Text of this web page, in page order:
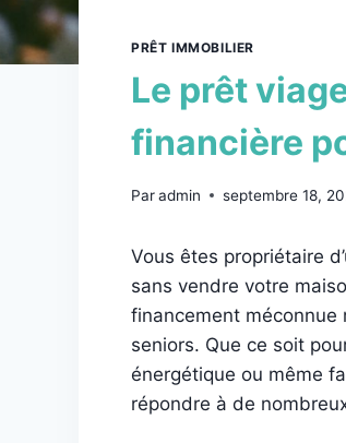
PRÊT IMMOBILIER
Le prêt
financière
Paradmin septembre 18,
Vous êtes propriétaire
sans vendre votre
financement méconnue
seniors. Que ce soit
énergétique ou même
répondre à de